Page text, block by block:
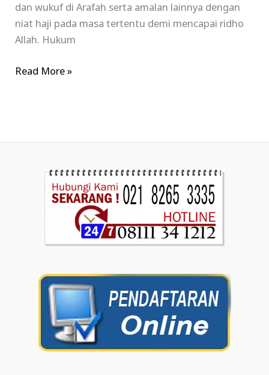
dan wukuf di Arafah serta amalan lainnya dengan
niat haji pada masa tertentu demi mencapai ridho
Allah. Hukum
Read More »